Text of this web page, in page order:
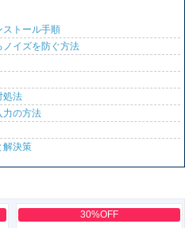
ストール手順
イズを防ぐ方法
処法
力の方法
解決策
30%OFF